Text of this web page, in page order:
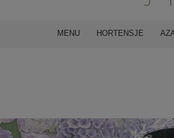
MENU HORTENSJE